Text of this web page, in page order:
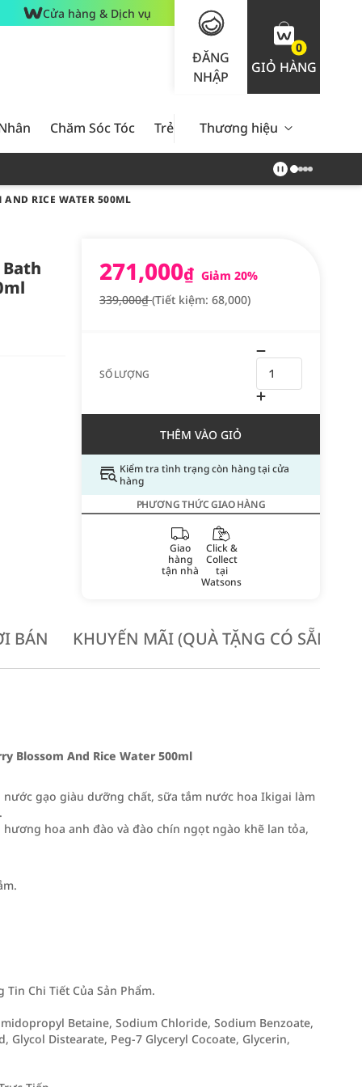
Cửa hàng & Dịch vụ
ĐĂNG
NHẬP
0
GIỎ HÀNG
Chăm Sóc Tóc Trẻ Em Nam Giới Chăm Sóc
Thương hiệu
RICE WATER 500ML
271,000₫ Giảm 20%
339,000₫(Tiết kiệm: 68,000)
SỐ LƯỢNG
THÊM VÀO GIỎ
Kiểm tra tình trạng còn hàng tại cửa
hàng
PHƯƠNG THỨC GIAO HÀNG
Giao
hàng
tận nhà
Click &
Collect
tại
Watsons
BÁN KHUYẾN MÃI (QUÀ TẶNG CÓ SẴN
Blossom And Rice Water 500ml
gạo giàu dưỡng chất, sữa tắm nước hoa Ikigai làm
hoa anh đào và đào chín ngọt ngào khẽ lan tỏa,
Chi Tiết Của Sản Phẩm.
Betaine, Sodium Chloride, Sodium Benzoate,
Glycol Distearate, Peg-7 Glyceryl Cocoate, Glycerin,